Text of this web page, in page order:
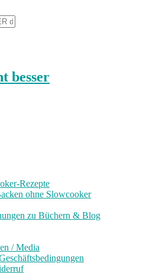
Rezepte
ohne Slowcooker
zu Büchern & Blog
/ Media